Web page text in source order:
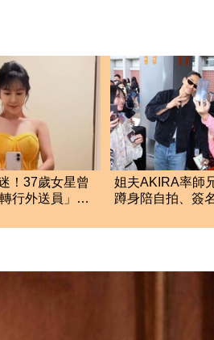
！37歲女星曾
行外送員」求
姐夫AKIRA率師
蹲身陪自拍、簽